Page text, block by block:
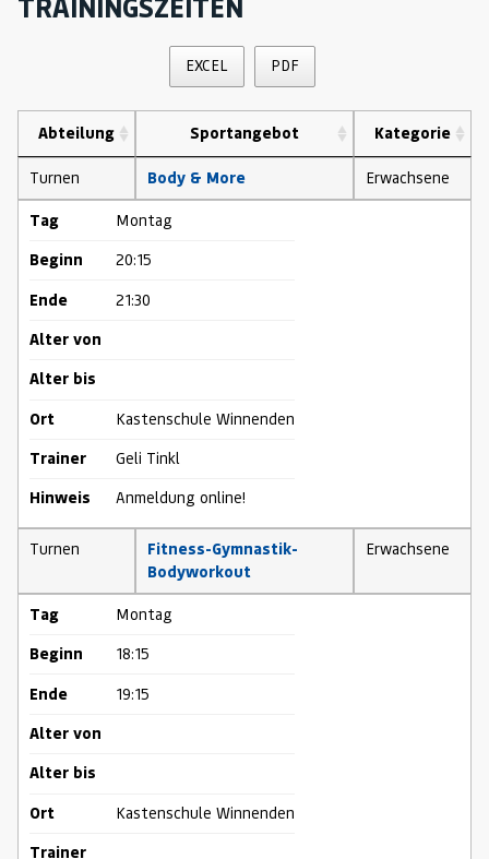
TRAININGSZEITEN
EXCEL PDF
Abteilung Sportangebot Kategorie
Turnen Body & More Erwachsene
Tag Montag
Beginn 20:15
Ende 21:30
Alter von
Alter bis
Ort Kastenschule Winnenden
Trainer Geli Tinkl
Hinweis Anmeldung online!
Turnen
Fitness-Gymnastik-
Bodyworkout
Erwachsene
Tag Montag
Beginn 18:15
Ende 19:15
Alter von
Alter bis
Ort Kastenschule Winnenden
Trainer